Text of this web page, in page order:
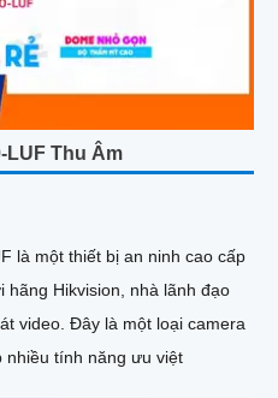
LUF Thu Âm
là một thiết bị an ninh cao cấp
Hikvision, nhà lãnh đạo
loại camera
nhiều tính năng ưu việt